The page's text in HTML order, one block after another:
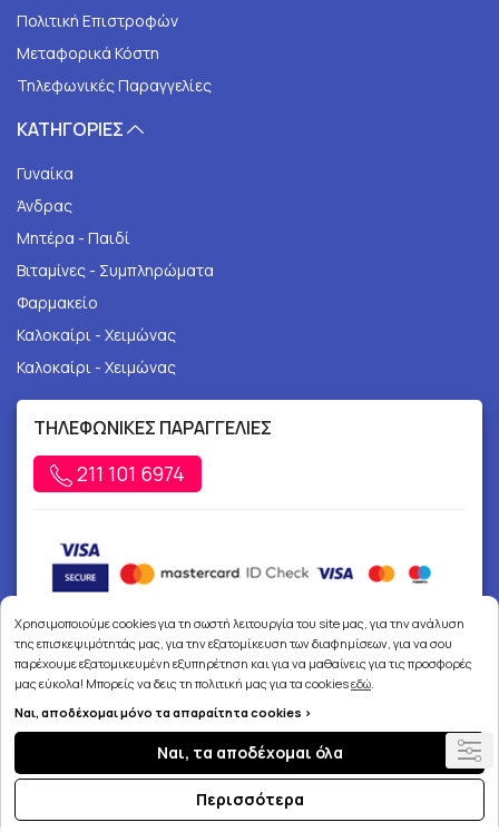
Πολιτική Επιστροφών
Μεταφορικά Κόστη
Τηλεφωνικές Παραγγελίες
ΚΑΤΗΓΟΡΙΕΣ
Γυναίκα
Άνδρας
Μητέρα - Παιδί
Βιταμίνες - Συμπληρώματα
Φαρμακείο
Καλοκαίρι - Χειμώνας
Καλοκαίρι - Χειμώνας
ΤΗΛΕΦΩΝΙΚΕΣ ΠΑΡΑΓΓΕΛΙΕΣ
211 101 6974
Copyright © 2026joypharmacy.gr
Χρησιμοποιούμε cookies για τη σωστή λειτουργία του site μας, για την ανάλυση
της επισκεψιμότητάς μας, για την εξατομίκευση των διαφημίσεων, για να σου
παρέχουμε εξατομικευμένη εξυπηρέτηση και για να μαθαίνεις για τις προσφορές
μας εύκολα! Μπορείς να δεις τη πολιτική μας για τα cookiesεδώ.
Ναι, αποδέχομαι μόνο τα απαραίτητα cookies >
Ναι, τα αποδέχομαι όλα
Περισσότερα